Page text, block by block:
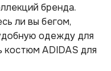
бренда.
ли вы бегом,
одежду для
костюм ADIDAS для